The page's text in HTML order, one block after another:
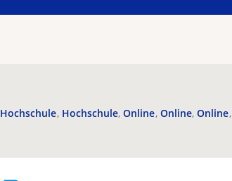
Hochschule Hochschule Online Online Online